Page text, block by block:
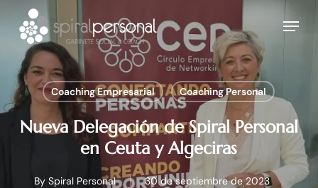
main
content
Menu
Coaching Empresarial Coaching Personal
Nueva Delegación de Spiral Personal
en Ceuta y Algeciras
By Spiral Personal 30 de septiembre de 2023